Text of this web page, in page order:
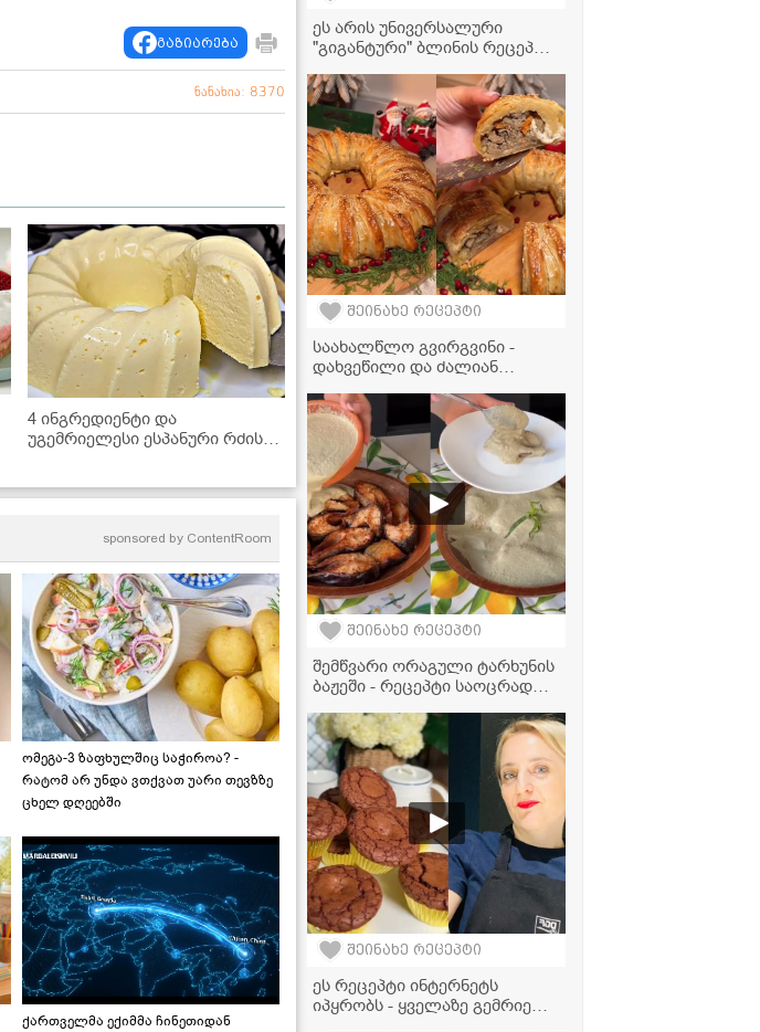
გაზიარება
ნანახია: 8370
4 ინგრედიენტი და
უგემრიელესი ესპანური რძის
sponsored by ContentRoom
ომეგა-3 ზაფხულშიც საჭიროა? -
რატომ არ უნდა ვთქვათ უარი თევზზე
ცხელ დღეებში
ქართველმა ექიმმა ჩინეთიდან
ეს არის უნივერსალური
"გიგანტური" ბლინის რეცეპტი,
მოამზადოთ როგორც
ტკბილი, ასევე მარილიანი
გულსართით
შეინახე რეცეპტი
საახალწლო გვირგვინი -
დახვეწილი და ძალიან
თქვენი სადღესასწაულო
სუფრისთვის
შეინახე რეცეპტი
შემწვარი ორაგული ტარხუნის
ბაჟეში - რეცეპტი საოცრად
შეინახე რეცეპტი
ეს რეცეპტი ინტერნეტს
იპყრობს - ყველაზე გემრიელი